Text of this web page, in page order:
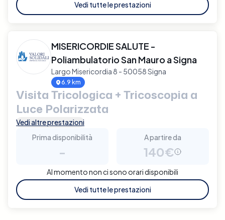
Vedi tutte le prestazioni
MISERICORDIE SALUTE -
Poliambulatorio San Mauro a Signa
Largo Misericordia 8 - 50058 Signa
6.9 km
Visita Tricologica + Tricoscopia a
Luce Polarizzata
Vedi altre prestazioni
Prima disponibilità
-
A partire da
140€
Al momento non ci sono orari disponibili
Vedi tutte le prestazioni